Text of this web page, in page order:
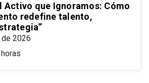
Activo que Ignoramos: Cómo
redefine talento,
2026